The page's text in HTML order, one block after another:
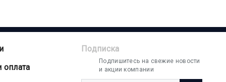
Подписка
Подпишитесь на свежие новости
и акции компании
оплата